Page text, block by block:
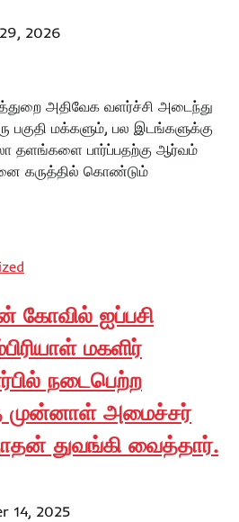
2026
அதிவேக வளர்ச்சி அடைந்து
பகுதி மக்களும், பல இடங்களுக்கு
தளங்களை பார்ப்பதற்கு ஆர்வம்
கருத்தில் கொண்டும்
கோவில் ஐப்பசி
மகளிர்
நடைபெற்ற
அமைச்சர்
துவங்கி வைத்தார்.
14, 2025